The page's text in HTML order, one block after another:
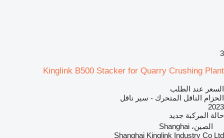
3
Kinglink B500 Stacker for Quarry Crushing Plant
السعر عند الطلب
الحزام الناقل المتحرك - سير ناقل
2023
حالة المركبة جديد
الصين، Shanghai
Shanghai Kinglink Industry Co Ltd